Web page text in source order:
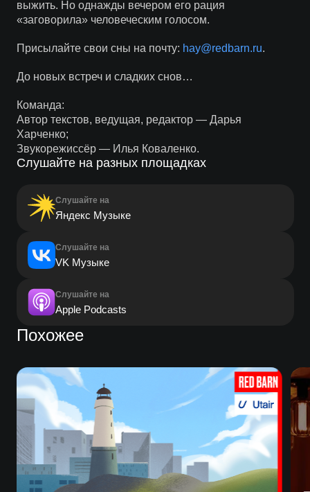
выжить. Но однажды вечером его рация
«заговорила» человеческим голосом.
Присылайте свои сны на почту: hay@redbarn.ru.
До новых встреч и сладких снов…
Команда:
Автор текстов, ведущая, редактор — Дарья
Харченко;
Звукорежиссёр — Илья Коваленко.
Слушайте на разных площадках
Слушайте на
Яндекс Музыке
Слушайте на
VK Музыке
Слушайте на
Apple Podcasts
Похожее